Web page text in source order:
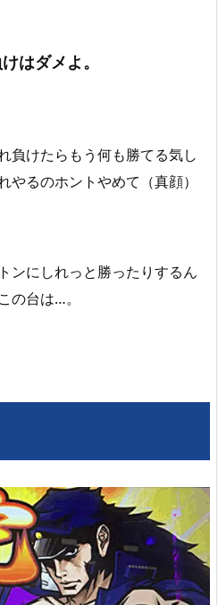
はダメよ。
負けたらもう何も勝てる気し
やるのホントやめて（真顔）
ンにしれっと勝ったりするん
の台は…。